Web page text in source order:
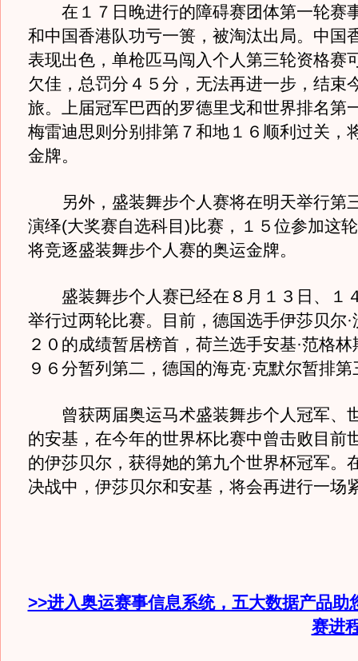
在１７日晚进行的障碍赛团体第一轮赛
和中国香港队功亏一篑，被淘汰出局。中国
表现出色，单枪匹马闯入个人第三轮资格赛
欠佳，总罚分４５分，无法再进一步，结束
旅。上届冠军巴西的罗德里戈和世界排名第
梅雷迪思则分别排第７和地１６顺利过关，
金牌。
另外，盛装舞步个人赛将在明天举行第
演绎(大奖赛自选科目)比赛，１５位参加这
将竞逐盛装舞步个人赛的奥运金牌。
盛装舞步个人赛已经在８月１３日、１
举行过两轮比赛。目前，德国选手伊莎贝尔
２０的成绩暂居榜首，荷兰选手安基·范格
９６分暂列第二，德国的海克·克默尔暂排第
曾获两届奥运马术盛装舞步个人冠军、
的安基，在今年的世界杯比赛中曾击败目前
的伊莎贝尔，获得她的第九个世界杯冠军。
决战中，伊莎贝尔和安基，将会再进行一场
>>进入奥运赛事信息系统，五大数据产品助
赛进